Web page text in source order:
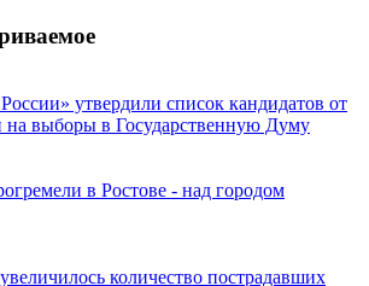
утвердили список кандидатов от
на выборы в Государственную Думу
в Ростове - над городом
количество пострадавших